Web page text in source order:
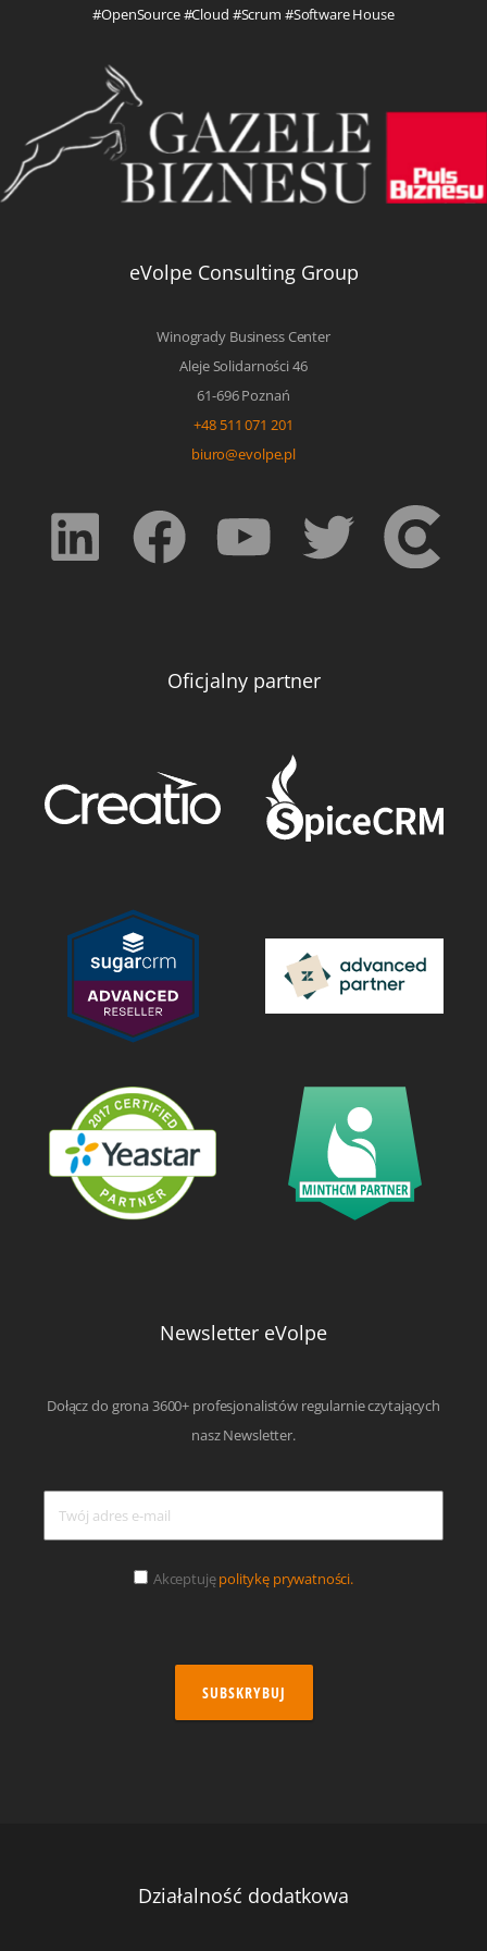
#OpenSource #Cloud #Scrum #Software House
eVolpe Consulting Group
Winogrady Business Center
Aleje Solidarności 46
61-696 Poznań
+48 511 071 201
biuro@evolpe.pl
Oficjalny partner
Newsletter eVolpe
Dołącz do grona 3600+ profesjonalistów regularnie czytających
nasz Newsletter.
Akceptujępolitykę prywatności.
SUBSKRYBUJ
Działalność dodatkowa